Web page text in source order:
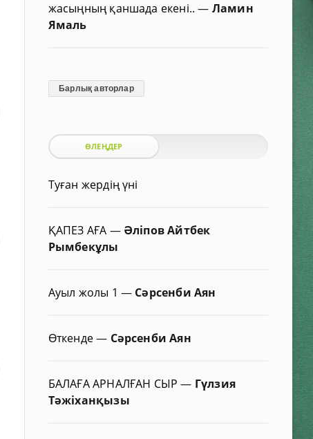
жасыңның қаншада екені..— Ламин
Ямаль
Барлық авторлар
ӨЛЕҢДЕР
Туған жердің үні
ҚАПЕЗ АҒА — Әліпов Айтбек
Рымбекұлы
Ауыл жолы 1 — Сәрсенби Аян
Өткенде— Сәрсенби Аян
БАЛАҒА АРНАЛҒАН СЫР— Гүлзия
Тәжіханқызы